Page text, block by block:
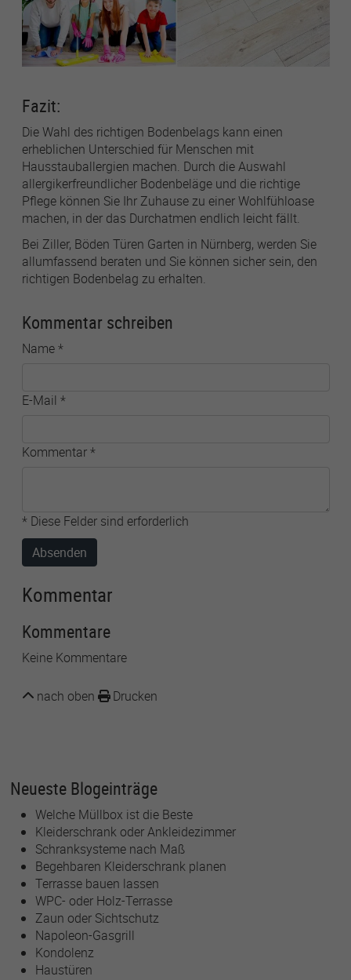
Fazit:
Die Wahl des richtigen Bodenbelags kann einen
erheblichen Unterschied für Menschen mit
Hausstauballergien machen. Durch die Auswahl
allergikerfreundlicher Bodenbeläge und die richtige
Pflege können Sie Ihr Zuhause zu einer Wohlfühloase
machen, in der das Durchatmen endlich leicht fällt.
Bei Ziller, Böden Türen Garten in Nürnberg, werden Sie
allumfassend beraten und Sie können sicher sein, den
richtigen Bodenbelag zu erhalten.
Kommentar schreiben
Name*
E-Mail *
Kommentar*
* Diese Felder sind erforderlich
Absenden
Kommentar
Kommentare
Keine Kommentare
nach oben Drucken
Neueste Blogeinträge
Welche Müllbox ist die Beste
Kleiderschrank oder Ankleidezimmer
Schranksysteme nach Maß
Begehbaren Kleiderschrank planen
Terrasse bauen lassen
WPC- oder Holz-Terrasse
Zaun oder Sichtschutz
Napoleon-Gasgrill
Kondolenz
Haustüren